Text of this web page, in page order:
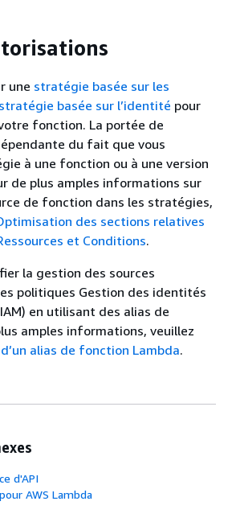
une stratégie basée sur les
stratégie basée sur l’identité pour
fonction. La portée de
du fait que vous
à une fonction ou à une version
de plus amples informations sur
de fonction dans les stratégies,
des sections relatives
et Conditions.
la gestion des sources
politiques Gestion des identités
en utilisant des alias de
amples informations, veuillez
alias de fonction Lambda.
d'API
AWS Lambda